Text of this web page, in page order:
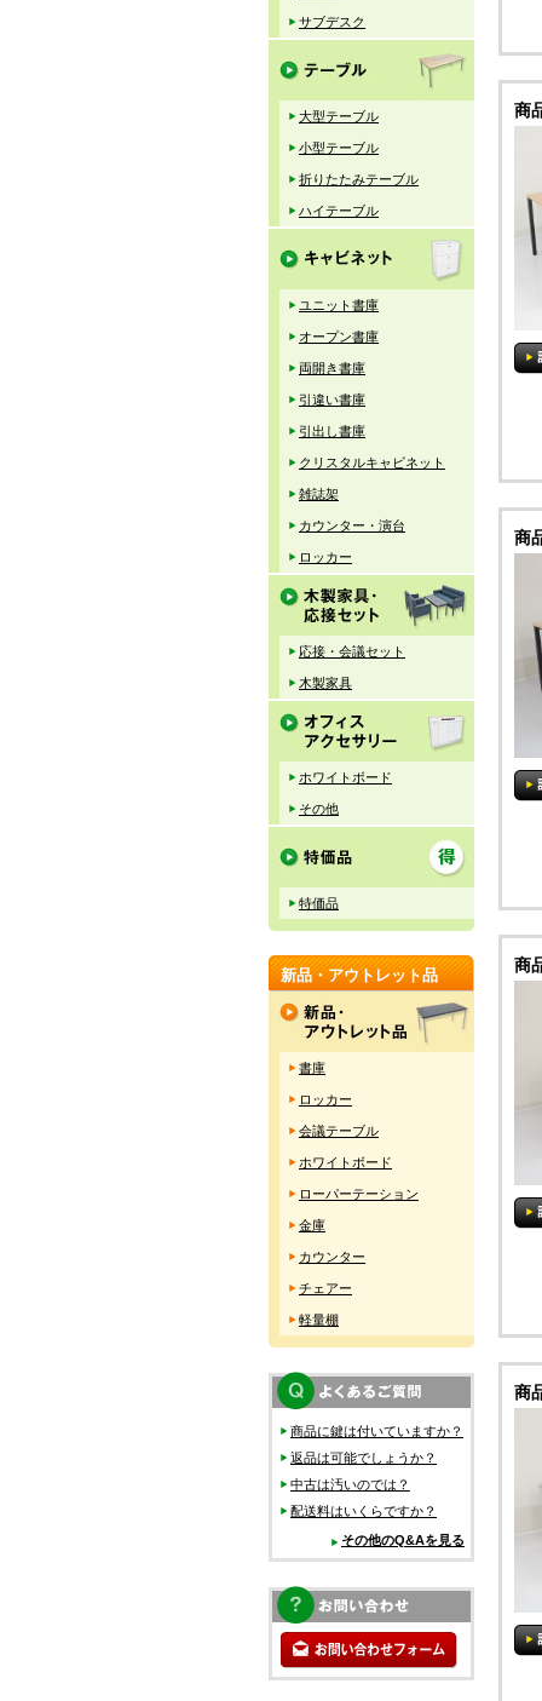
商
商
商
商
サブデスク
大型テーブル
小型テーブル
折りたたみテーブル
ハイテーブル
ユニット書庫
オープン書庫
両開き書庫
引違い書庫
引出し書庫
クリスタルキャビネット
雑誌架
カウンター・演台
ロッカー
応接・会議セット
木製家具
ホワイトボード
その他
特価品
新品・アウトレット品
書庫
ロッカー
会議テーブル
ホワイトボード
ローパーテーション
金庫
カウンター
チェアー
軽量棚
商品に鍵は付いていますか？
返品は可能でしょうか？
中古は汚いのでは？
配送料はいくらですか？
その他のQ&Aを見る